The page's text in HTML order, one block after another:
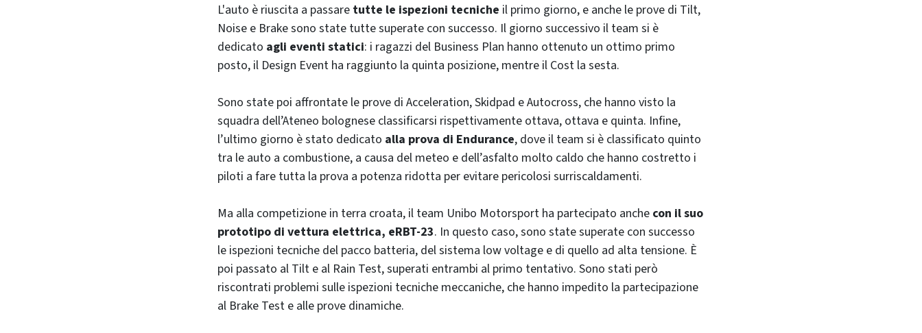
L'auto è riuscita a passare tutte le ispezioni tecniche il primo giorno, e anche le prove di Tilt,
Noise e Brake sono state tutte superate con successo. Il giorno successivo il team si è
dedicato agli eventi statici: i ragazzi del Business Plan hanno ottenuto un ottimo primo
posto, il Design Event ha raggiunto la quinta posizione, mentre il Cost la sesta.
Sono state poi affrontate le prove di Acceleration, Skidpad e Autocross, che hanno visto la
squadra dell’Ateneo bolognese classificarsi rispettivamente ottava, ottava e quinta. Infine,
l’ultimo giorno è stato dedicato alla prova di Endurance, dove il team si è classificato quinto
tra le auto a combustione, a causa del meteo e dell’asfalto molto caldo che hanno costretto i
piloti a fare tutta la prova a potenza ridotta per evitare pericolosi surriscaldamenti.
Ma alla competizione in terra croata, il team Unibo Motorsport ha partecipato anche con il suo
prototipo di vettura elettrica, eRBT-23. In questo caso, sono state superate con successo
le ispezioni tecniche del pacco batteria, del sistema low voltage e di quello ad alta tensione. È
poi passato al Tilt e al Rain Test, superati entrambi al primo tentativo. Sono stati però
riscontrati problemi sulle ispezioni tecniche meccaniche, che hanno impedito la partecipazione
al Brake Test e alle prove dinamiche.